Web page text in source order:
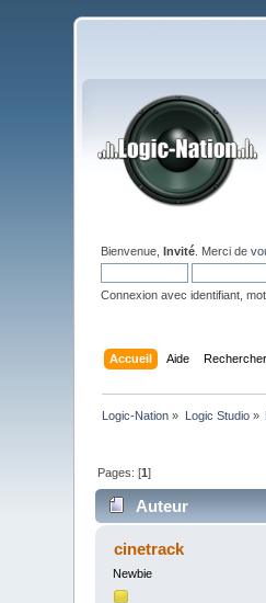
Bienvenue,Invité . Merci de
Connexion avec identifiant,
Accueil Aide Rechercher
Logic-Nation » Logic Studio»
Pages: [1]
Auteur
cinetrack
Newbie